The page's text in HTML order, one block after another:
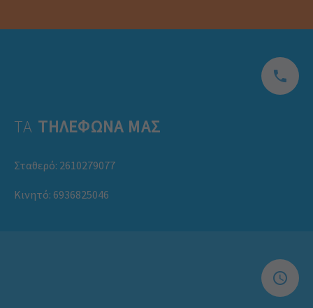
ΤΑ ΤΗΛΕΦΩΝΑ ΜΑΣ
Σταθερό: 2610279077
Κινητό: 6936825046